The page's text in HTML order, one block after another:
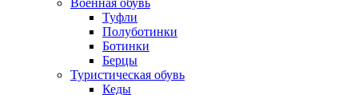
Военная обувь
Туфли
Полуботинки
Ботинки
Берцы
Туристическая обувь
Кеды